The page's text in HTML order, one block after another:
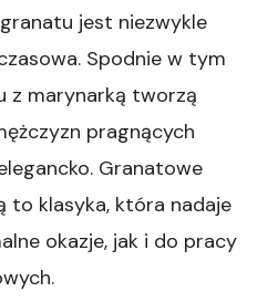
jest niezwykle
Spodnie w tym
z marynarką tworzą
pragnących
Granatowe
to klasyka, która nadaje
okazje, jak i do pracy